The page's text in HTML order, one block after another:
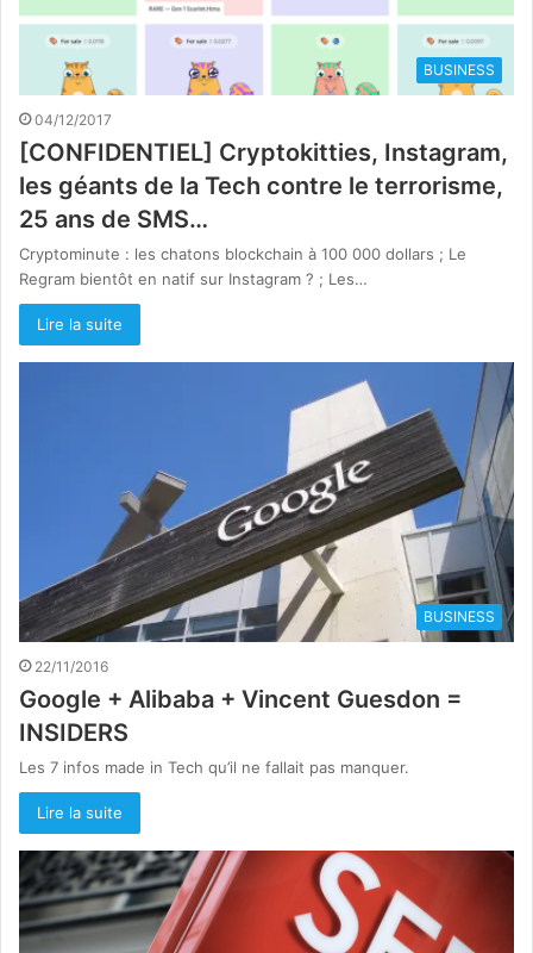
BUSINESS
04/12/2017
[CONFIDENTIEL] Cryptokitties, Instagram,
les géants de la Tech contre le terrorisme,
25 ans de SMS…
Cryptominute : les chatons blockchain à 100 000 dollars ; Le
Regram bientôt en natif sur Instagram ? ; Les…
Lire la suite
BUSINESS
22/11/2016
Google + Alibaba + Vincent Guesdon =
INSIDERS
Les 7 infos made in Tech qu’il ne fallait pas manquer.
Lire la suite